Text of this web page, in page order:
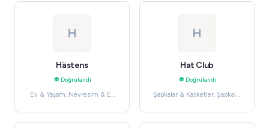
H
Hästens
Doğrulandı
Ev & Yaşam, Nevresim & Ev
H
Hat Club
Doğrulandı
Şapkalar & Kasketler, Şapkalar